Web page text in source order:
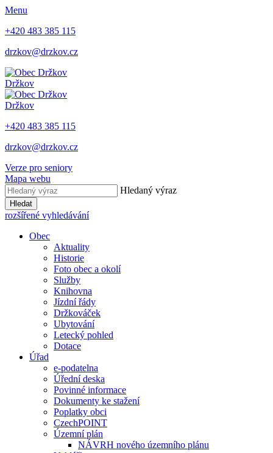
Menu
+420 483 385 115
drzkov@drzkov.cz
Držkov
Držkov
+420 483 385 115
drzkov@drzkov.cz
Verze pro seniory
Mapa webu
Hledaný výraz
Hledat
rozšířené vyhledávání
Obec
Aktuality
Historie
Foto obec a okolí
Služby
Knihovna
Jízdní řády
Držkováček
Ubytování
Letecký pohled
Dotace
Úřad
e-podatelna
Úřední deska
Povinné informace
Dokumenty ke stažení
Poplatky obci
CzechPOINT
Územní plán
NÁVRH nového územního plánu